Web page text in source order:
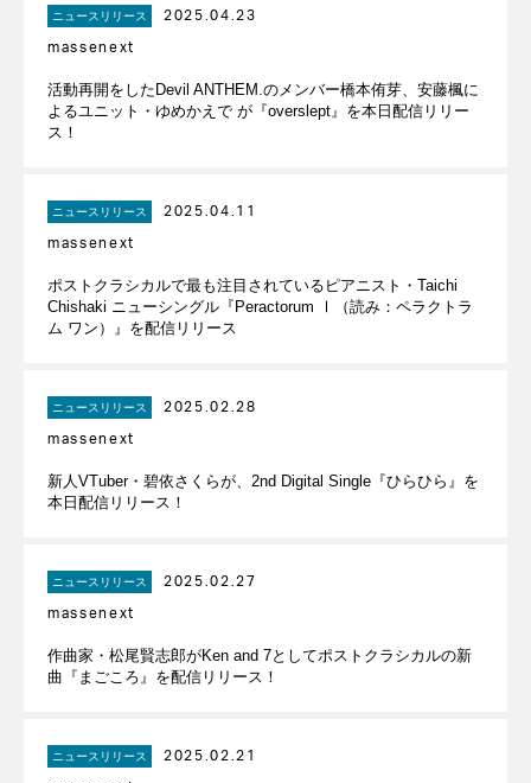
ニュースリリース
2025.04.23
massenext
活動再開をしたDevil ANTHEM.のメンバー橋本侑芽、安藤楓に
よるユニット・ゆめかえで が『overslept』を本日配信リリー
ス！
ニュースリリース
2025.04.11
massenext
ポストクラシカルで最も注目されているピアニスト・Taichi
Chishaki ニューシングル『Peractorum Ⅰ（読み：ペラクトラ
ム ワン）』を配信リリース
ニュースリリース
2025.02.28
massenext
新人VTuber・碧依さくらが、2nd Digital Single『ひらひら』を
本日配信リリース！
ニュースリリース
2025.02.27
massenext
作曲家・松尾賢志郎がKen and 7としてポストクラシカルの新
曲『まごころ』を配信リリース！
ニュースリリース
2025.02.21